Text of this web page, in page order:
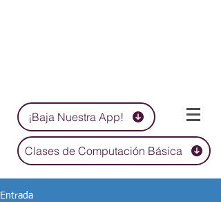
¡Baja Nuestra App!
Clases de Computación Básica
Entrada